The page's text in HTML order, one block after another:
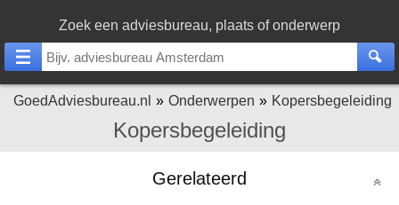
Zoek een adviesbureau, plaats of onderwerp
GoedAdviesbureau.nl Onderwerpen Kopersbegeleiding
Kopersbegeleiding
Gerelateerd